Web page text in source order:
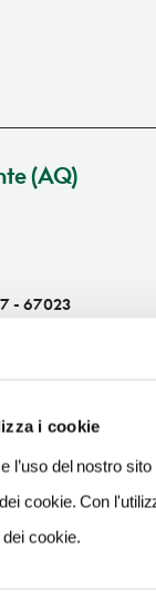
i cookie
l’uso del nostro
cookie. Con
cookie.
(AQ)
- 67023